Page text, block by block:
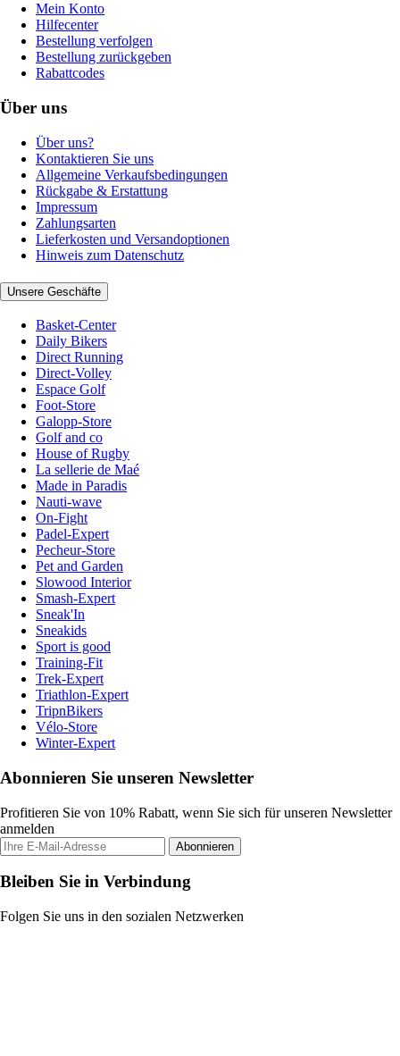
Mein Konto
Hilfecenter
Bestellung verfolgen
Bestellung zurückgeben
Rabattcodes
Über uns
Über uns?
Kontaktieren Sie uns
Allgemeine Verkaufsbedingungen
Rückgabe & Erstattung
Impressum
Zahlungsarten
Lieferkosten und Versandoptionen
Hinweis zum Datenschutz
Unsere Geschäfte
Basket-Center
Daily Bikers
Direct Running
Direct-Volley
Espace Golf
Foot-Store
Galopp-Store
Golf and co
House of Rugby
La sellerie de Maé
Made in Paradis
Nauti-wave
On-Fight
Padel-Expert
Pecheur-Store
Pet and Garden
Slowood Interior
Smash-Expert
Sneak'In
Sneakids
Sport is good
Training-Fit
Trek-Expert
Triathlon-Expert
TripnBikers
Vélo-Store
Winter-Expert
Abonnieren Sie unseren Newsletter
Profitieren Sie von 10% Rabatt, wenn Sie sich für unseren Newsletter
anmelden
Abonnieren
Bleiben Sie in Verbindung
Folgen Sie uns in den sozialen Netzwerken